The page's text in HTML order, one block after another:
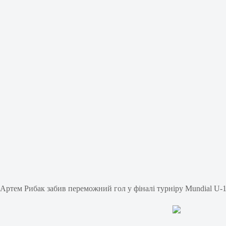
Артем Рибак забив переможний гол у фіналі турніру Mundial U-